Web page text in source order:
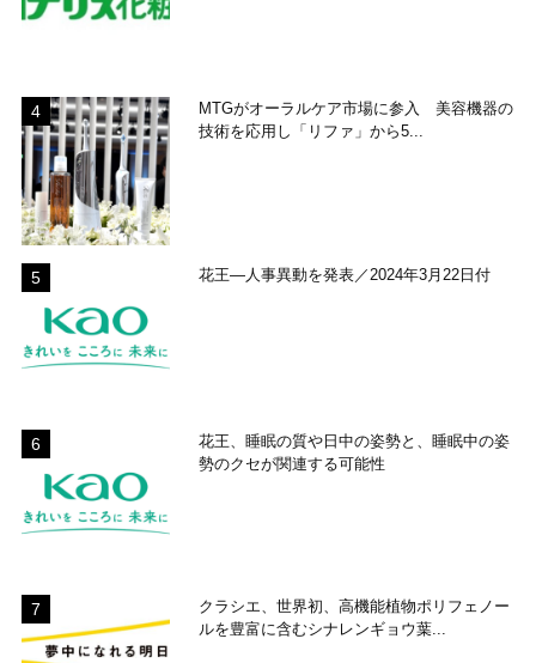
MTGがオーラルケア市場に参入 美容機器の
技術を応用し「リファ」から5...
花王―人事異動を発表／2024年3月22日付
花王、睡眠の質や日中の姿勢と、睡眠中の姿
勢のクセが関連する可能性
クラシエ、世界初、高機能植物ポリフェノー
ルを豊富に含むシナレンギョウ葉...